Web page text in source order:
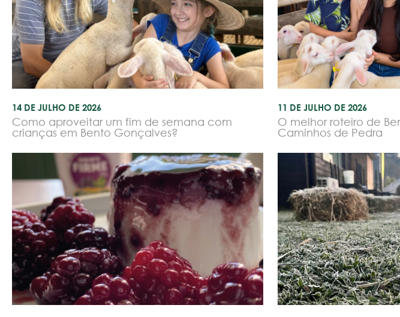
14 DE JULHO DE 2026
Como aproveitar um fim de semana com
crianças em Bento Gonçalves?
11 DE JULHO DE 2026
O melhor roteiro de
Caminhos de Pedra